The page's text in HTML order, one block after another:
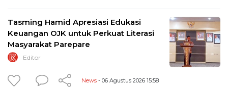
Tasming Hamid Apresiasi Edukasi
Keuangan OJK untuk Perkuat Literasi
Masyarakat Parepare
Editor
News - 06 Agustus 2026 15:58